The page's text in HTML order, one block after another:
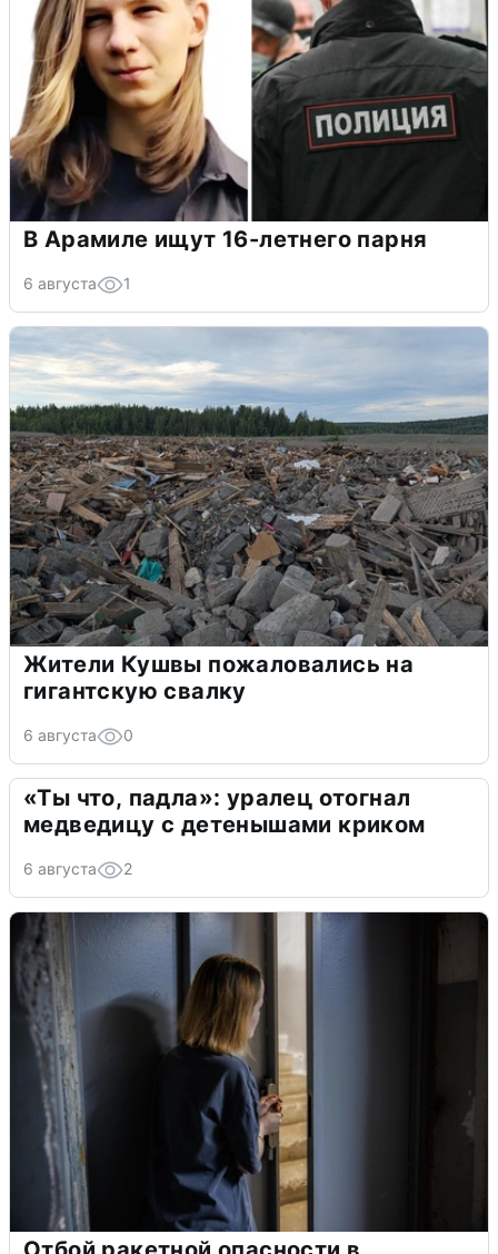
В Арамиле ищут 16-летнего парня
6 августа 1
Жители Кушвы пожаловались на
гигантскую свалку
6 августа 0
«Ты что, падла»: уралец отогнал
медведицу с детенышами криком
6 августа 2